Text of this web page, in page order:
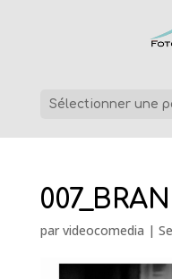
Sélectionner une
par videocomedia |